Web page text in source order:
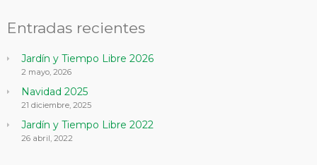
Entradas recientes
Jardín y Tiempo Libre 2026
2 mayo, 2026
Navidad 2025
21 diciembre, 2025
Jardín y Tiempo Libre 2022
26 abril, 2022